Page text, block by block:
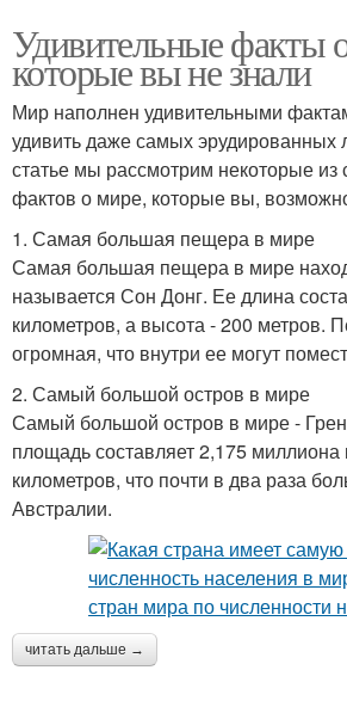
Удивительные факты
которые вы не знали
Мир наполнен удивительными
удивить даже самых эрудированных
статье мы рассмотрим некоторые
фактов о мире, которые вы,
1. Самая большая пещера в мире
Самая большая пещера в мире
называется Сон Донг. Ее длина
километров, а высота - 200 метров.
огромная, что внутри ее могут
2. Самый большой остров в мире
Самый большой остров в мире -
площадь составляет 2,175 миллиона
километров, что почти в два раза
Австралии.
читать дальше →